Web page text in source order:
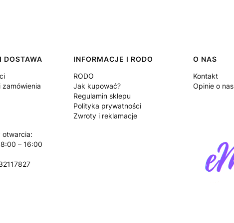
DOSTAWA
zamówienia
INFORMACJE I RODO
RODO
Jak kupować?
Regulamin sklepu
Polityka prywatności
Zwroty i reklamacje
O NAS
Kontakt
Opinie o nas
otwarcia:
– 16:00